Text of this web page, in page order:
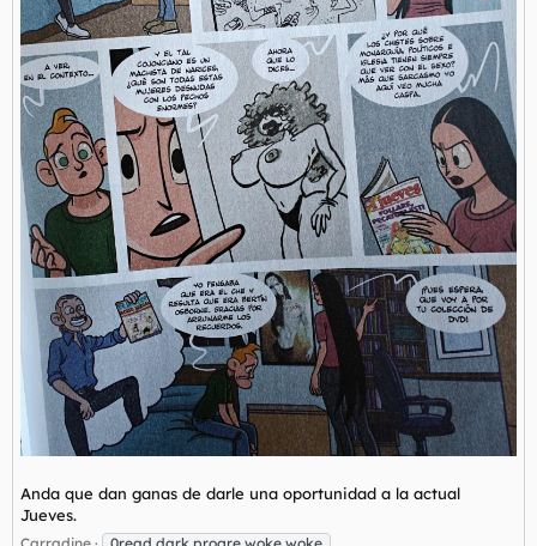
Anda que dan ganas de darle una oportunidad a la actual
Jueves.